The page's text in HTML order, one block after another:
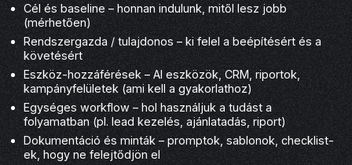
Cél és baseline – honnan indulunk, mitől lesz jobb
(mérhetően)
Rendszergazda / tulajdonos – ki felel a beépítésért és a
követésért
Eszköz-hozzáférések – AI eszközök, CRM, riportok,
kampányfelületek (ami kell a gyakorlathoz)
Egységes workflow – hol használjuk a tudást a
folyamatban (pl. lead kezelés, ajánlatadás, riport)
Dokumentáció és minták – promptok, sablonok, checklist-
ek, hogy ne felejtődjön el